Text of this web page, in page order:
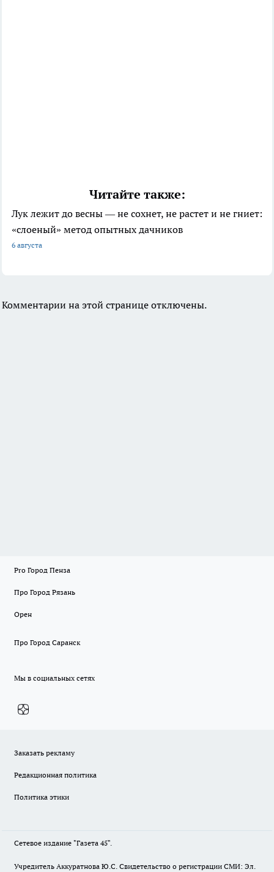
Читайте также:
Лук лежит до весны — не сохнет, не растет и не гниет:
«слоеный» метод опытных дачников
6 августа
Комментарии на этой странице отключены.
Pro Город Пенза
Про Город Рязань
Орен
Про Город Саранск
Мы в социальных сетях
Заказать рекламу
Редакционная политика
Политика этики
Сетевое издание "Газета 45".
Учредитель Аккуратнова Ю.С. Свидетельство о регистрации СМИ: Эл.